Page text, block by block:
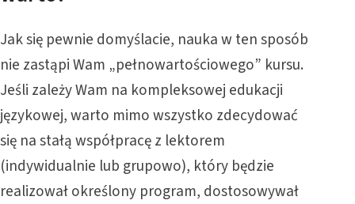
Jak się pewnie domyślacie, nauka w ten sposób
nie zastąpi Wam „pełnowartościowego” kursu.
Jeśli zależy Wam na kompleksowej edukacji
językowej, warto mimo wszystko zdecydować
się na stałą współpracę z lektorem
(indywidualnie lub grupowo), który będzie
realizował określony program, dostosowywał